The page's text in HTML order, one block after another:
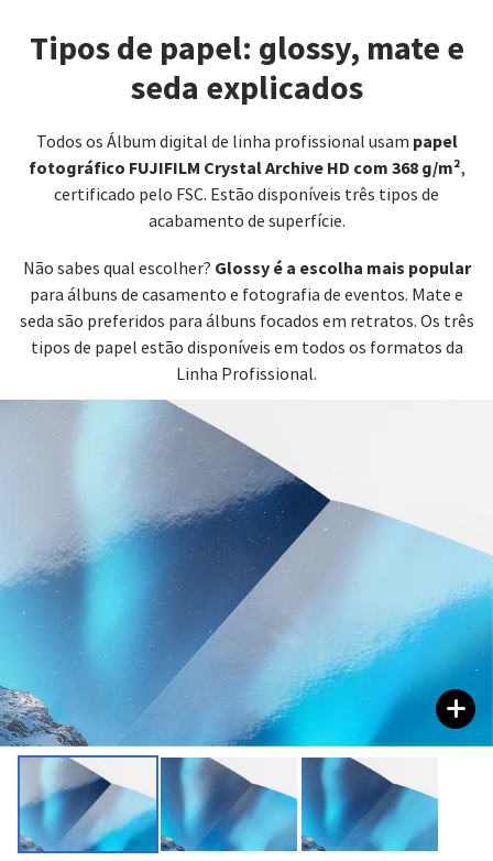
Tipos de papel: glossy, mate e
seda explicados
Todos os Álbum digital de linha profissional usam papel
fotográfico FUJIFILM Crystal Archive HD com 368 g/m²,
certificado pelo FSC. Estão disponíveis três tipos de
acabamento de superfície.
Não sabes qual escolher? Glossy é a escolha mais popular
para álbuns de casamento e fotografia de eventos. Mate e
seda são preferidos para álbuns focados em retratos. Os três
tipos de papel estão disponíveis em todos os formatos da
Linha Profissional.